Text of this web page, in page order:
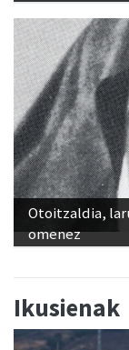
Otoitzaldia,
omenez
Ikusienak